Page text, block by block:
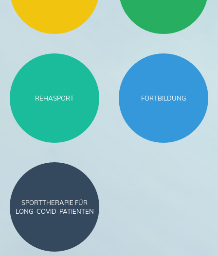
REHASPORT FORTBILDUNG
SPORTTHERAPIE FÜR
LONG-COVID-PATIENTEN